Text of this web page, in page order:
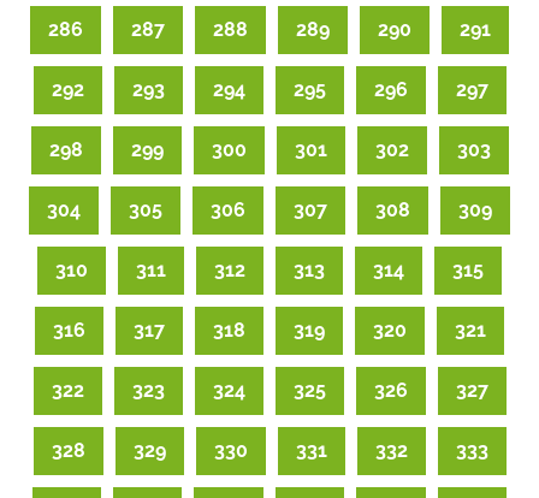
286 287 288 289 290 291
292 293 294 295 296 297
298 299 300 301 302 303
304 305 306 307 308 309
310 311 312 313 314 315
316 317 318 319 320 321
322 323 324 325 326 327
328 329 330 331 332 333